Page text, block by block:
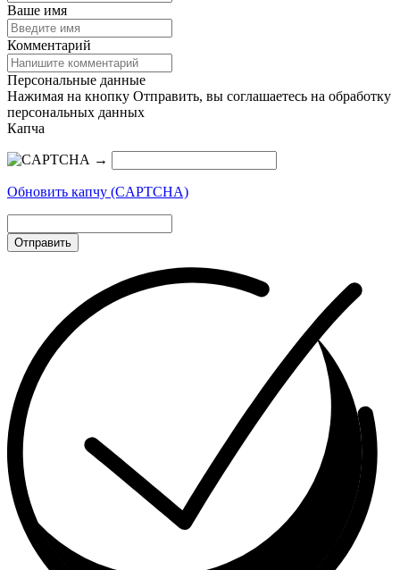
Ваше имя
Комментарий
Персональные данные
Нажимая на кнопку Отправить, вы соглашаетесь на обработку
персональных данных
Капча
→
Обновить капчу (CAPTCHA)
Отправить